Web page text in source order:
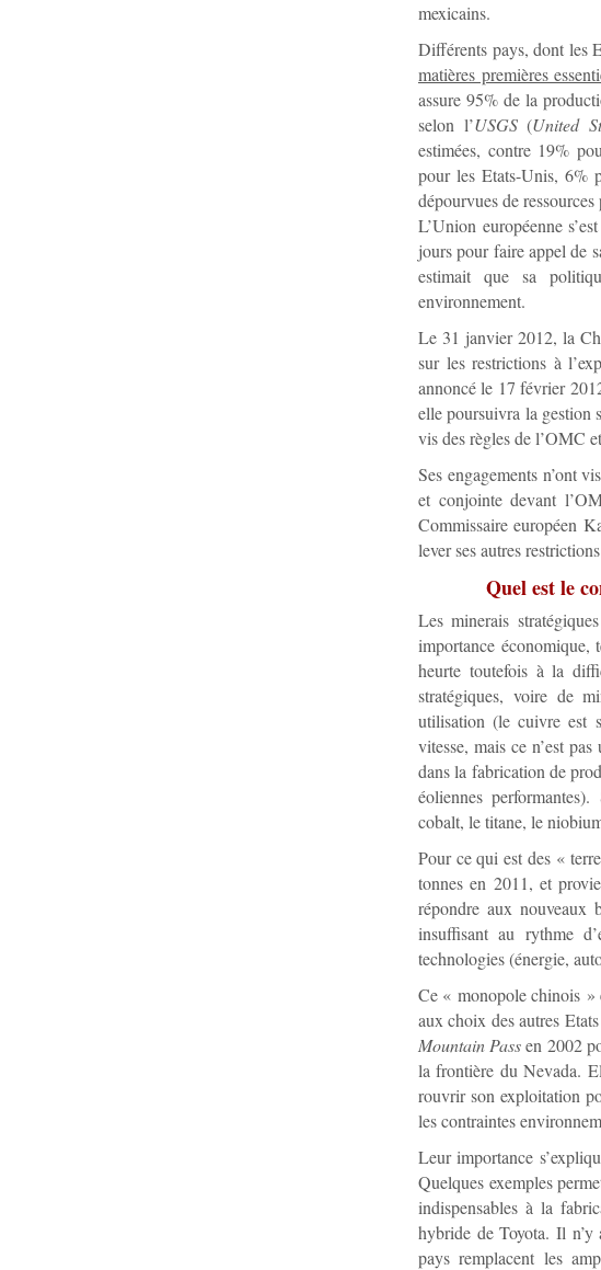
mexicains.
Différents pays, dont les
matières premières
assure 95% de la
selon l’USGS(United
estimées, contre 19%
pour les Etats-Unis, 6%
dépourvues de
L’Union européenne
jours pour faire appel de
estimait que sa
environnement.
Le 31 janvier 2012, la
sur les restrictions à
annoncé le 17 février
elle poursuivra la gestion
vis des règles de l’OMC
Ses engagements n’ont
et conjointe devant
Commissaire européen
lever ses autres
Quel est le
Les minerais
importance économique,
heurte toutefois à la
stratégiques, voire de
utilisation (le cuivre est
vitesse, mais ce n’est
dans la fabrication de
éoliennes
cobalt, le titane, le
Pour ce qui est des «
tonnes en 2011, et
répondre aux nouveaux
insuffisant au rythme
technologies (énergie,
Ce « monopole chinois »
aux choix des autres
Mountain Passen 2002
la frontière du Nevada.
rouvrir son exploitation
les contraintes
Leur importance
Quelques exemples
indispensables à la
hybride de Toyota. Il n’y
pays remplacent les